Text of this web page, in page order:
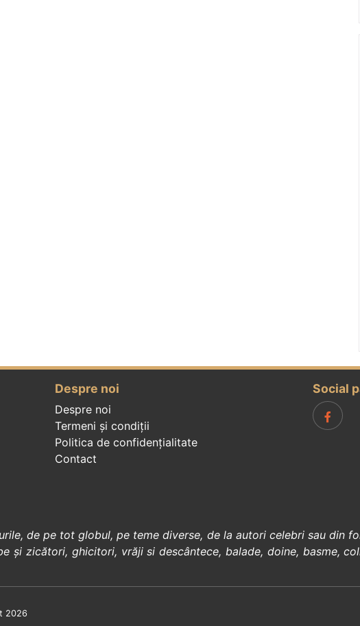
Despre noi
Despre noi
Termeni și condiții
Politica de confidenţialitate
Contact
Social
de pe tot globul, pe teme diverse, de la autori celebrisau din
și zicători, ghicitori, vrăji si descântece, balade, doine, basme,
2026